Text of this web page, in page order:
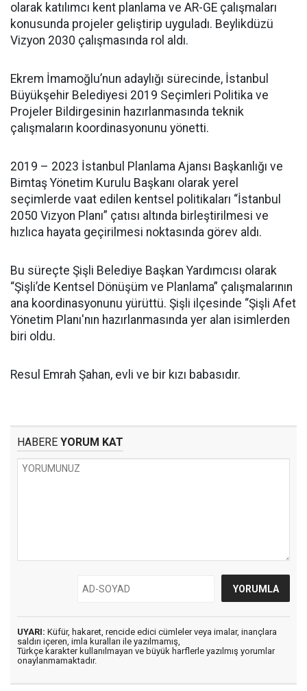
olarak katılımcı kent planlama ve AR-GE çalışmaları
konusunda projeler geliştirip uyguladı. Beylikdüzü
Vizyon 2030 çalışmasında rol aldı.
Ekrem İmamoğlu’nun adaylığı sürecinde, İstanbul
Büyükşehir Belediyesi 2019 Seçimleri Politika ve
Projeler Bildirgesinin hazırlanmasında teknik
çalışmaların koordinasyonunu yönetti.
2019 – 2023 İstanbul Planlama Ajansı Başkanlığı ve
Bimtaş Yönetim Kurulu Başkanı olarak yerel
seçimlerde vaat edilen kentsel politikaları “İstanbul
2050 Vizyon Planı” çatısı altında birleştirilmesi ve
hızlıca hayata geçirilmesi noktasında görev aldı.
Bu süreçte Şişli Belediye Başkan Yardımcısı olarak
“Şişli’de Kentsel Dönüşüm ve Planlama” çalışmalarının
ana koordinasyonunu yürüttü. Şişli ilçesinde “Şişli Afet
Yönetim Planı'nın hazırlanmasında yer alan isimlerden
biri oldu.
Resul Emrah Şahan, evli ve bir kızı babasıdır.
HABERE YORUM KAT
UYARI: Küfür, hakaret, rencide edici cümleler veya imalar, inançlara
saldırı içeren, imla kuralları ile yazılmamış,
Türkçe karakter kullanılmayan ve büyük harflerle yazılmış yorumlar
onaylanmamaktadır.